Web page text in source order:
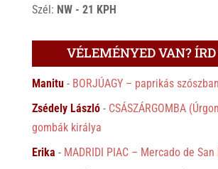
Szél: NW - 21 KPH
VÉLEMÉNYED VAN?
Manitu- BORJÚAGY – paprikás szószban
Zsédely László- CSÁSZÁRGOMBA
gombák királya
Erika - MADRIDI PIAC – Mercado de